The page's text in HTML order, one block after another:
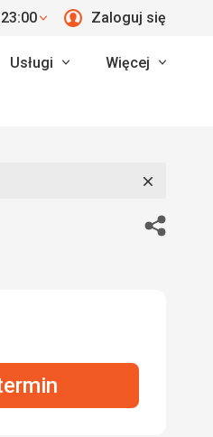
Zaloguj się
Usługi Więcej